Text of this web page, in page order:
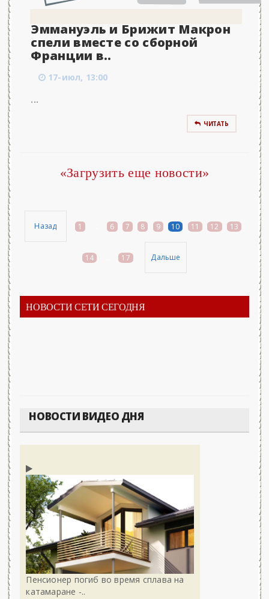
Эммануэль и Брижит Макрон
спели вместе со сборной
Франции в..
17-июл, 13:00
...
ЧИТАТЬ
«Загрузить еще новости»
Назад 1 6 7 8 9 10 11 12 13
14 17 Дальше
НОВОСТИ СЕТИ СЕГОДНЯ
НОВОСТИ ВИДЕО ДНЯ
Пенсионер погиб во время сплава на
катамаране -..